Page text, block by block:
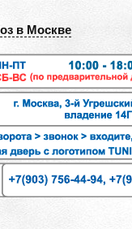
в Москве